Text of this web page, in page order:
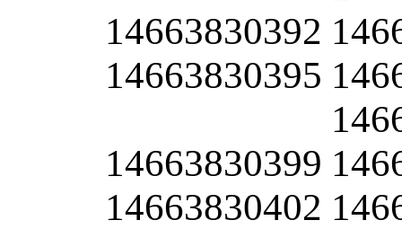
14663830392
14663830395
14663830399
14663830402